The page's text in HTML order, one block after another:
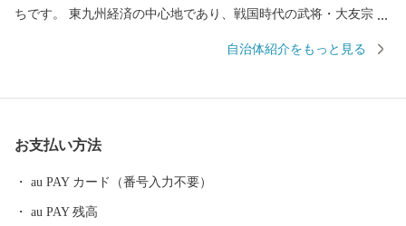
ちです。 東九州経済の中心地であり、戦国時代の武将・大友宗麟
発祥都市として繁栄し、高度成長期以降は工業を中心として幅広
な農畜産物、「大分ふぐ」「とり天」「大分銘菓ざびえる」「吉
野の鶏めし」など多彩な食資源に恵まれた自然と都市が共存する
をしていただいた方には、市のＰＲも兼ねて返礼品をお送りさせ
自治体紹介をもっと見る
お支払い方法
au PAY カード（番号入力不要）
au PAY 残高